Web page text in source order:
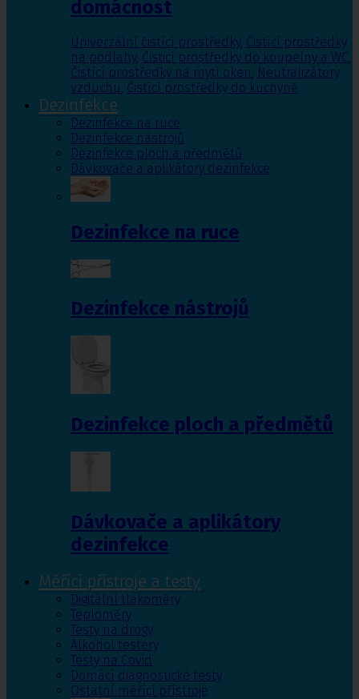
domácnost
Univerzální čistící prostředky, Čistící prostředky
na podlahy, Čisticí prostředky do koupelny a WC,
Čistící prostředky na mytí oken, Neutralizátory
vzduchu, Čistící prostředky do kuchyně
Dezinfekce
Dezinfekce na ruce
Dezinfekce nástrojů
Dezinfekce ploch a předmětů
Dávkovače a aplikátory dezinfekce
Dezinfekce na ruce
Dezinfekce nástrojů
Dezinfekce ploch a předmětů
Dávkovače a aplikátory
dezinfekce
Měřící přístroje a testy
Digitální tlakoměry
Teploměry
Testy na drogy
Alkohol testery
Testy na Covid
Domácí diagnostické testy
Ostatní měřící přístroje